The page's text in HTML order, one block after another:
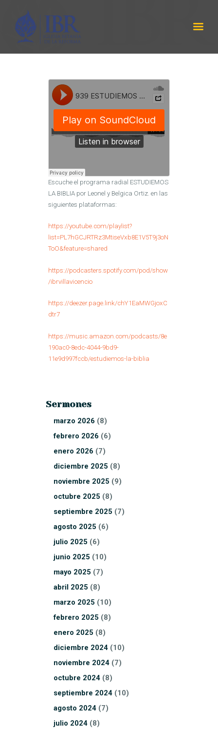
SERMÓNES
PROGRAMA RADIAL
ACERCA DE NOSOTROS
CONTÁCTANOS
EQUIPO DE TRABAJO
Escuche el programa radial ESTUDIEMOS
LA BIBLIA por Leonel y Belgica Ortiz. en las
siguientes plataformas:
https://youtube.com/playlist?
list=PL7hGCJRTRz3MtiseVxb8E1V5T9j3oN
ToO&feature=shared
https://podcasters.spotify.com/pod/show
/ibrvillavicencio
https://deezer.page.link/chY1EaMWGjoxC
dtr7
https://music.amazon.com/podcasts/8e
190ac0-8edc-4044-9bd9-
11e9d997fccb/estudiemos-la-biblia
Sermones
marzo 2026 (8)
febrero 2026 (6)
enero 2026 (7)
diciembre 2025 (8)
noviembre 2025 (9)
octubre 2025 (8)
septiembre 2025 (7)
agosto 2025 (6)
julio 2025 (6)
junio 2025 (10)
mayo 2025 (7)
abril 2025 (8)
marzo 2025 (10)
febrero 2025 (8)
enero 2025 (8)
diciembre 2024 (10)
noviembre 2024 (7)
octubre 2024 (8)
septiembre 2024 (10)
agosto 2024 (7)
julio 2024 (8)